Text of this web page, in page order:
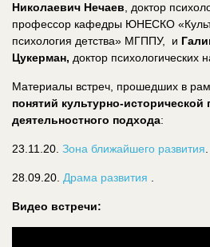
Николаевич Нечаев, доктор
профессор кафедры ЮНЕСКО
психология детства» МГППУ, и
Цукерман, доктор психологических
Материалы встреч, прошедших в
понятий культурно-исторической
деятельностного подхода:
23.11.20. Зона ближайшего развития.
28.09.20. Драма развития .
Видео встречи: